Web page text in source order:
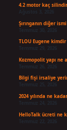
4.2 motor kaç
Ağustos 3, 2026
Şırınganın diğer
TLOU Eugene kimdir
Temmuz 29, 2026
Kozmopolit yapı ne
Bilgi fişi irsaliye
Temmuz 25, 2026
2024 yılında ne
HelloTalk ücreti ne